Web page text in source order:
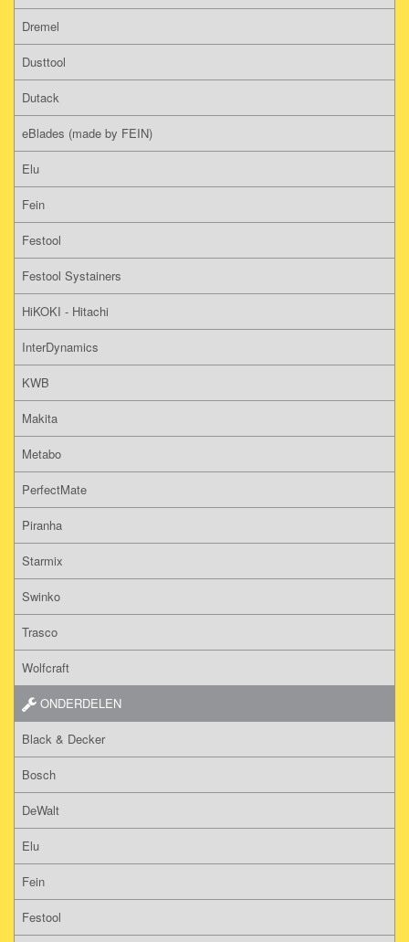
Dremel
Dusttool
Dutack
eBlades (made by FEIN)
Elu
Fein
Festool
Festool Systainers
HiKOKI - Hitachi
InterDynamics
KWB
Makita
Metabo
PerfectMate
Piranha
Starmix
Swinko
Trasco
Wolfcraft
ONDERDELEN
Black & Decker
Bosch
DeWalt
Elu
Fein
Festool